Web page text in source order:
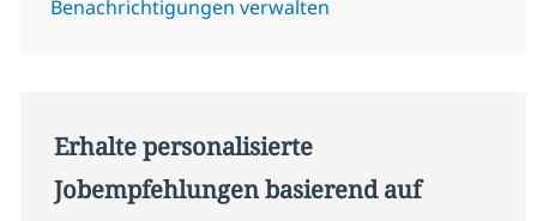
Benachrichtigungen verwalten
Erhalte personalisierte
Jobempfehlungen basierend auf